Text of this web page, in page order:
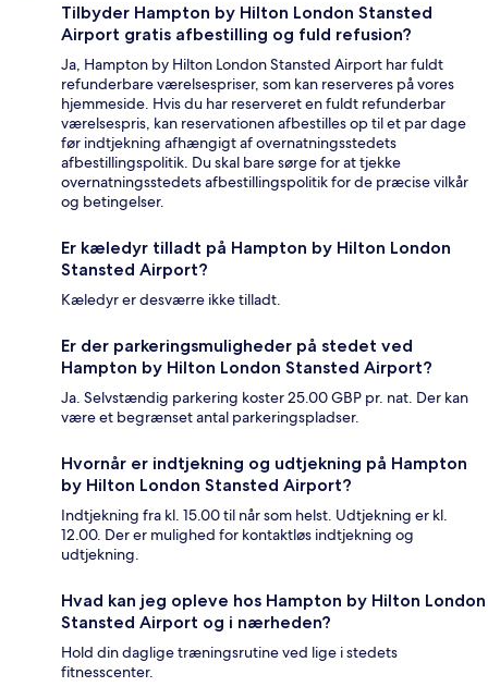
Tilbyder Hampton by Hilton London Stansted
Airport gratis afbestilling og fuld refusion?
Ja, Hampton by Hilton London Stansted Airport har fuldt
refunderbare værelsespriser, som kan reserveres på vores
hjemmeside. Hvis du har reserveret en fuldt refunderbar
værelsespris, kan reservationen afbestilles op til et par dage
før indtjekning afhængigt af overnatningsstedets
afbestillingspolitik. Du skal bare sørge for at tjekke
overnatningsstedets afbestillingspolitik for de præcise vilkår
og betingelser.
Er kæledyr tilladt på Hampton by Hilton London
Stansted Airport?
Kæledyr er desværre ikke tilladt.
Er der parkeringsmuligheder på stedet ved
Hampton by Hilton London Stansted Airport?
Ja. Selvstændig parkering koster 25.00 GBP pr. nat. Der kan
være et begrænset antal parkeringspladser.
Hvornår er indtjekning og udtjekning på Hampton
by Hilton London Stansted Airport?
Indtjekning fra kl. 15.00 til når som helst. Udtjekning er kl.
12.00. Der er mulighed for kontaktløs indtjekning og
udtjekning.
Hvad kan jeg opleve hos Hampton by Hilton London
Stansted Airport og i nærheden?
Hold din daglige træningsrutine ved lige i stedets
fitnesscenter.